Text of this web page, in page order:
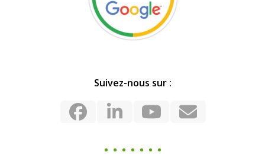
Suivez-nous sur :
Facebook
LinkedIn
YouTube
Email